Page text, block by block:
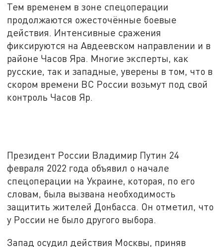
Тем временем в зоне спецоперации
продолжаются ожесточённые боевые
действия. Интенсивные сражения
фиксируются на Авдеевском направлении и в
районе Часов Яра. Многие эксперты, как
русские, так и западные, уверены в том, что в
скором времени ВС России возьмут под свой
контроль Часов Яр.
Президент России Владимир Путин 24
февраля 2022 года объявил о начале
спецоперации на Украине, которая, по его
словам, была вызвана необходимость
защитить жителей Донбасса. Он отметил, что
у России не было другого выбора.
Запад осудил действия Москвы, приняв